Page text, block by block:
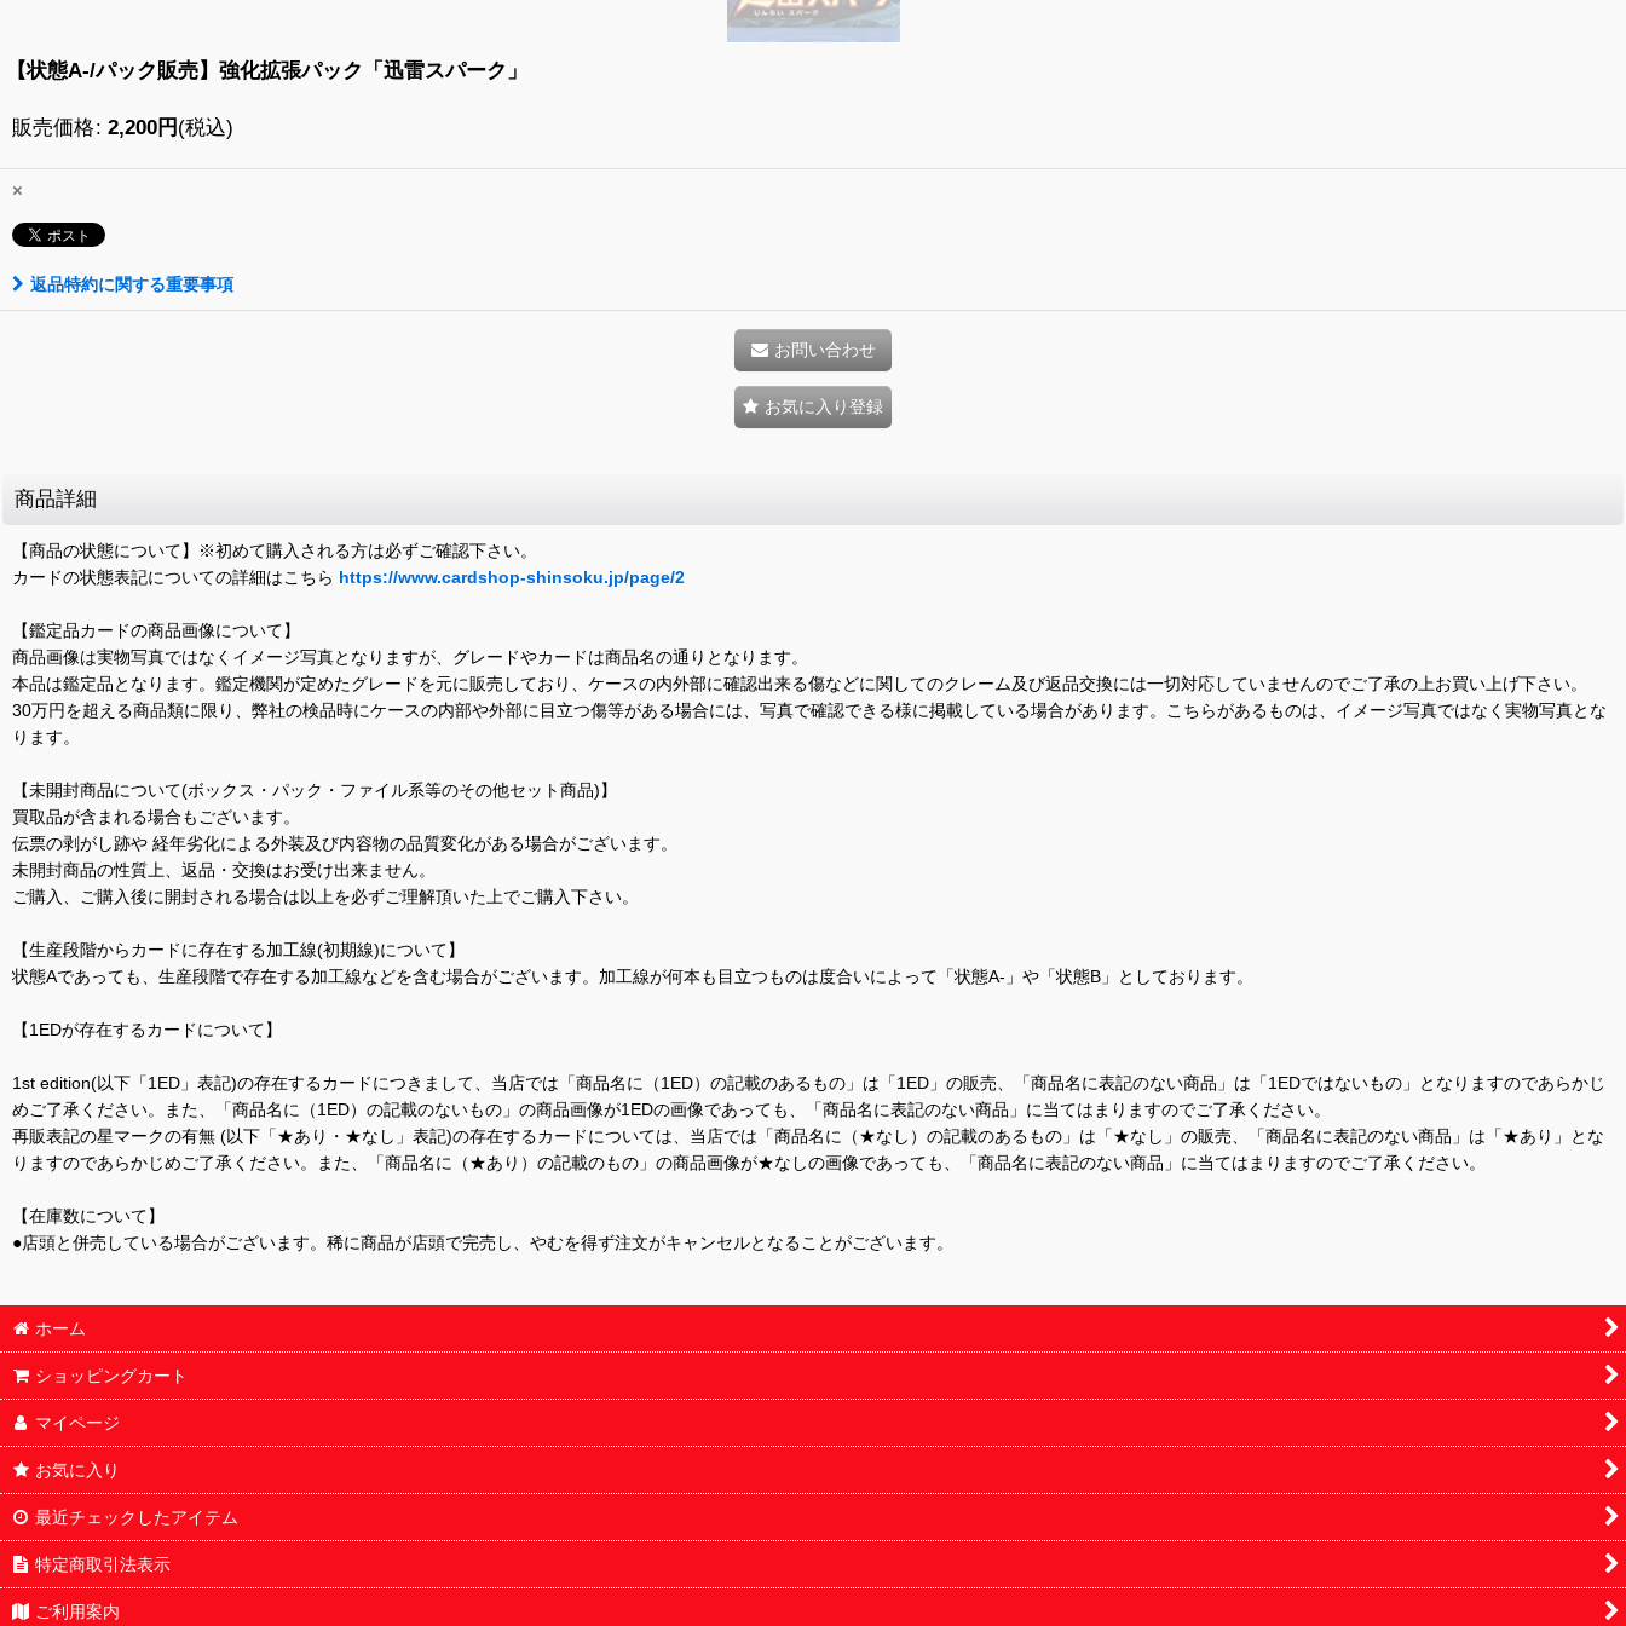
【状態A-/パック販売】強化拡張パック「迅雷スパーク」
販売価格: 2,200円 (税込)
×
返品特約に関する重要事項
お問い合わせ
お気に入り登録
商品詳細
【商品の状態について】※初めて購入される方は必ずご確認下さい。
カードの状態表記についての詳細はこちら https://www.cardshop-shinsoku.jp/page/2
【鑑定品カードの商品画像について】
商品画像は実物写真ではなくイメージ写真となりますが、グレードやカードは商品名の通りとなります。
本品は鑑定品となります。鑑定機関が定めたグレードを元に販売しており、ケースの内外部に確認出来る傷などに関してのクレーム及び返品交換には一切対応していませんのでご了承の上お買い上げ下さい。
30万円を超える商品類に限り、弊社の検品時にケースの内部や外部に目立つ傷等がある場合には、写真で確認できる様に掲載している場合があります。こちらがあるものは、イメージ写真ではなく実物写真とな
ります。
【未開封商品について(ボックス・パック・ファイル系等のその他セット商品)】
買取品が含まれる場合もございます。
伝票の剥がし跡や 経年劣化による外装及び内容物の品質変化がある場合がございます。
未開封商品の性質上、返品・交換はお受け出来ません。
ご購入、ご購入後に開封される場合は以上を必ずご理解頂いた上でご購入下さい。
【生産段階からカードに存在する加工線(初期線)について】
状態Aであっても、生産段階で存在する加工線などを含む場合がございます。加工線が何本も目立つものは度合いによって「状態A-」や「状態B」としております。
【1EDが存在するカードについて】
1st edition(以下「1ED」表記)の存在するカードにつきまして、当店では「商品名に（1ED）の記載のあるもの」は「1ED」の販売、「商品名に表記のない商品」は「1EDではないもの」となりますのであらかじ
めご了承ください。また、「商品名に（1ED）の記載のないもの」の商品画像が1EDの画像であっても、「商品名に表記のない商品」に当てはまりますのでご了承ください。
再販表記の星マークの有無 (以下「★あり・★なし」表記)の存在するカードについては、当店では「商品名に（★なし）の記載のあるもの」は「★なし」の販売、「商品名に表記のない商品」は「★あり」とな
りますのであらかじめご了承ください。また、「商品名に（★あり）の記載のもの」の商品画像が★なしの画像であっても、「商品名に表記のない商品」に当てはまりますのでご了承ください。
【在庫数について】
●店頭と併売している場合がございます。稀に商品が店頭で完売し、やむを得ず注文がキャンセルとなることがございます。
ホーム
ショッピングカート
マイページ
お気に入り
最近チェックしたアイテム
特定商取引法表示
ご利用案内